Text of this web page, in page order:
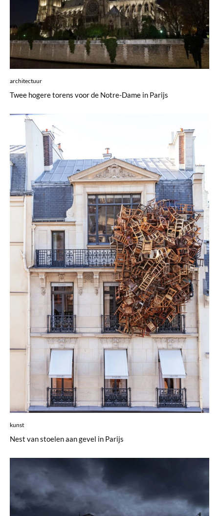
architectuur
Twee hogere torens voor de Notre-Dame in Parijs
kunst
Nest van stoelen aan gevel in Parijs